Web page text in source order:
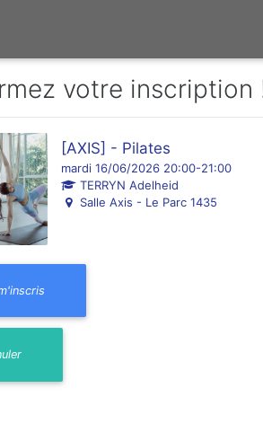
votre inscription
[AXIS] - Pilates
mardi 16/06/2026 20:00-21:00
TERRYN Adelheid
Salle Axis - Le Parc 1435